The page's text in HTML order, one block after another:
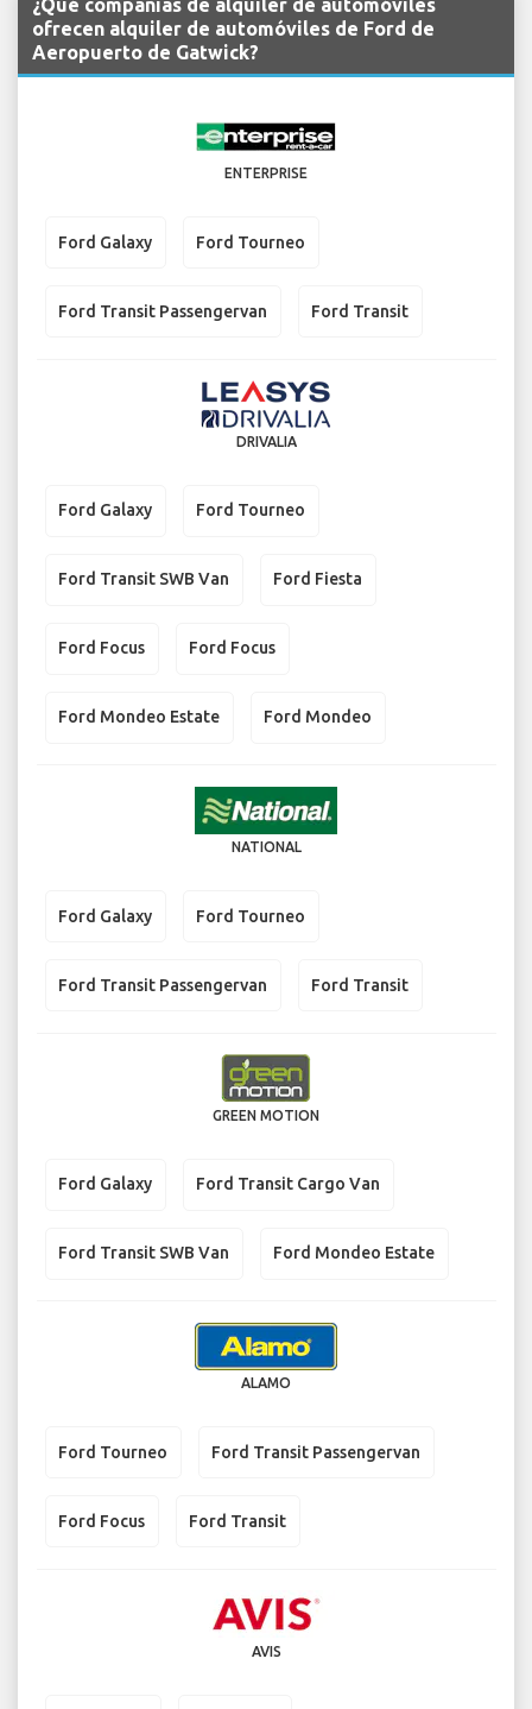
¿Qué compañías de alquiler de automóviles
ofrecen alquiler de automóviles de Ford de
Aeropuerto de Gatwick?
ENTERPRISE
Ford Galaxy Ford Tourneo
Ford Transit Passengervan Ford Transit
DRIVALIA
Ford Galaxy Ford Tourneo
Ford Transit SWB Van Ford Fiesta
Ford Focus Ford Focus
Ford Mondeo Estate Ford Mondeo
NATIONAL
Ford Galaxy Ford Tourneo
Ford Transit Passengervan Ford Transit
GREEN MOTION
Ford Galaxy Ford Transit Cargo Van
Ford Transit SWB Van Ford Mondeo Estate
ALAMO
Ford Tourneo Ford Transit Passengervan
Ford Focus Ford Transit
AVIS